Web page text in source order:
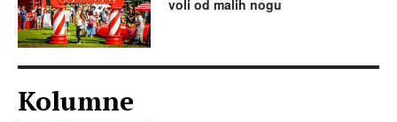
voli od malih nogu
Kolumne